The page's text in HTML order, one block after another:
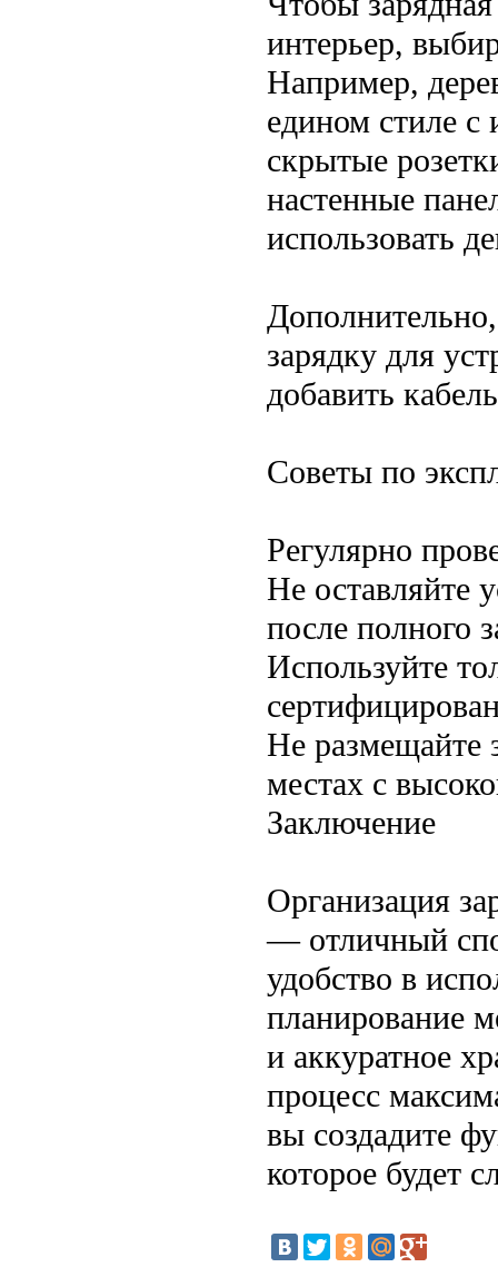
интерьер,
Например,
едином стиле с
скрытые
настенные
использовать
зарядку для
добавить
Советы по
Регулярно
Не оставляйте
после полного
Используйте
Не размещайте
местах с
Заключение
Организация
— отличный
удобство в
планирование
и аккуратное
процесс
вы создадите
которое будет